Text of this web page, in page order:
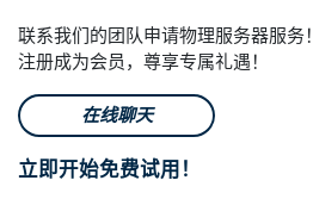
联系我们的团队申请物理服务器服务！
注册成为会员，尊享专属礼遇！
在线聊天
立即开始免费试用！